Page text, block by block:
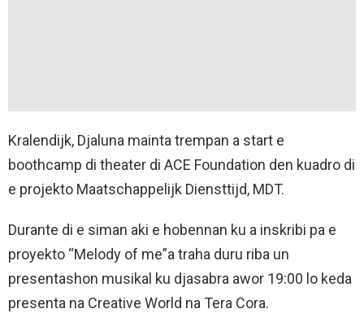
Kralendijk, Djaluna mainta trempan a start e
boothcamp di theater di ACE Foundation den kuadro di
e projekto Maatschappelijk Diensttijd, MDT.
Durante di e siman aki e hobennan ku a inskribi pa e
proyekto “Melody of me”a traha duru riba un
presentashon musikal ku djasabra awor 19:00 lo keda
presenta na Creative World na Tera Cora.